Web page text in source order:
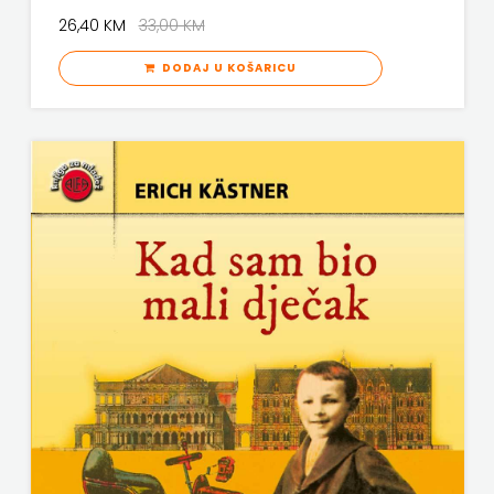
NAKLADA
NAKLADA
OCEANMORE
NAKLADA
NAKLADA
VORTO PALABRA
26,40 KM33,00 KM
DODAJ U KOŠARICU